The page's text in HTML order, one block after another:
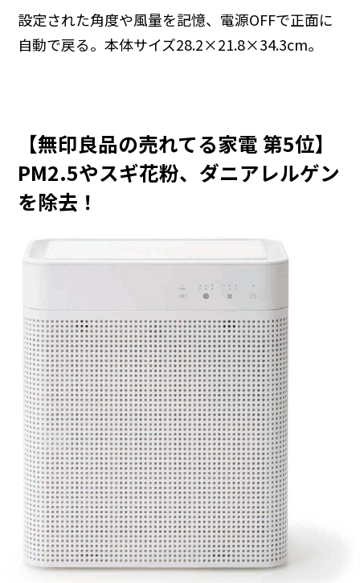
設定された角度や風量を記憶、電源OFFで正面に
自動で戻る。本体サイズ28.2×21.8×34.3cm。
【無印良品の売れてる家電 第5位】
PM2.5やスギ花粉、ダニアレルゲン
を除去！